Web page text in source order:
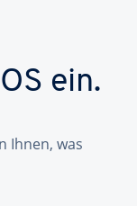
ein.
Ihnen, was